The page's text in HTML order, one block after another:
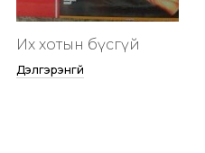
Их хотын бүсгүй
Дэлгэрэнгүй